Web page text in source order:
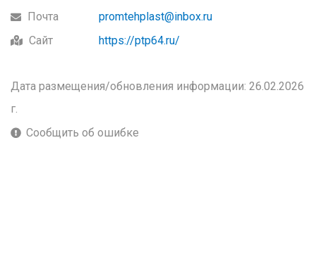
Почта
promtehplast@inbox.ru
Сайт
https://ptp64.ru/
Дата размещения/обновления информации: 26.02.2026
г.
Сообщить об ошибке